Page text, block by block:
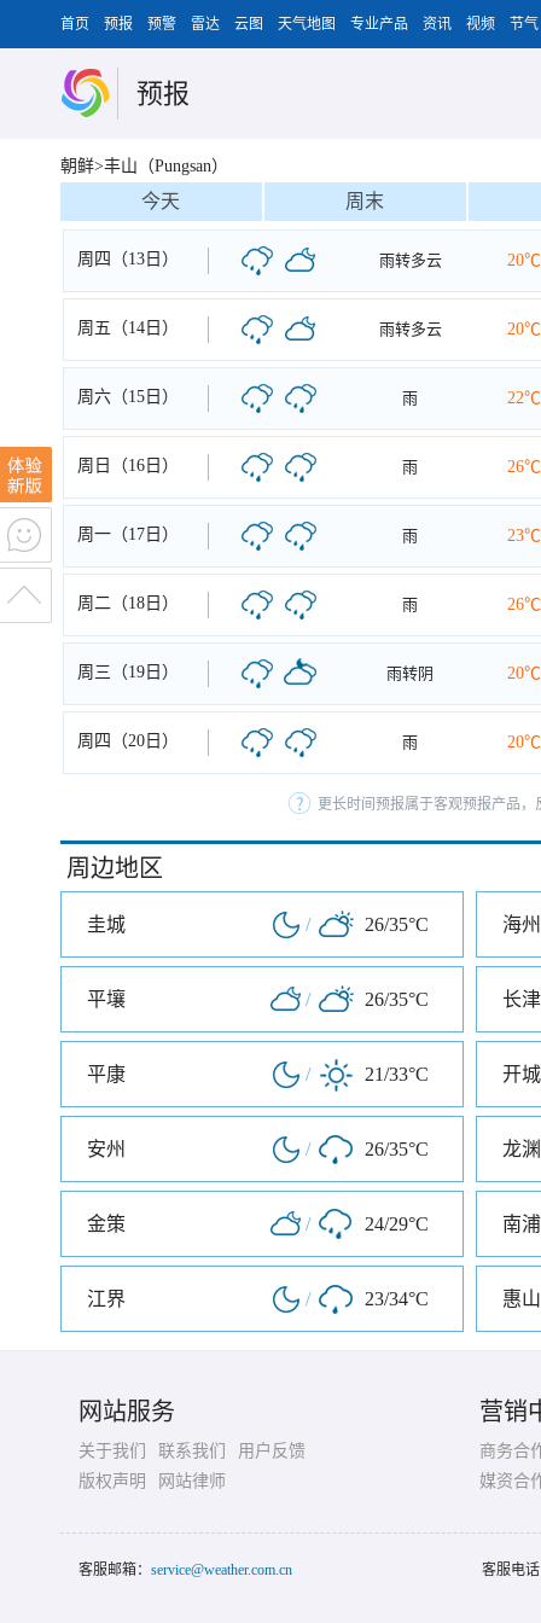
首页 预报 预警 雷达 云图 天气地图 专业产品 资讯 视频 节气
预报
朝鲜>丰山（Pungsan）
今天 周末
周四（13日） 雨转多云 20℃
周五（14日） 雨转多云 20℃
周六（15日） 雨 22℃
周日（16日） 雨 26℃
周一（17日） 雨 23℃
周二（18日） 雨 26℃
周三（19日） 雨转阴 20℃
周四（20日） 雨 20℃
更长时间预报属于客观预报产品
周边地区
圭城 / 26/35°C 海州
平壤 / 26/35°C 长津
平康 / 21/33°C 开城
安州 / 26/35°C 龙渊
金策 / 24/29°C 南浦
江界 / 23/34°C 惠山
网站服务
关于我们 联系我们
用户反馈
版权声明
网站律师
营销
商务合
媒资合
客服邮箱： service@weather.com.cn 客服电